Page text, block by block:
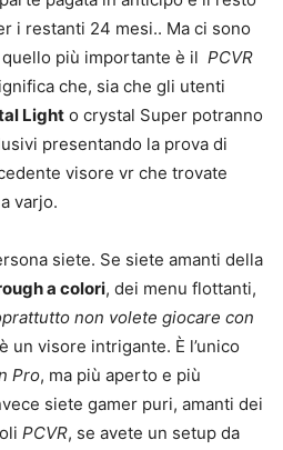
i restanti 24 mesi.. Ma ci sono
più importante è il PCVR
che, sia che gli utenti
Light o crystal Super potranno
presentando la prova di
visore vr che trovate
varjo.
siete. Se siete amanti della
a colori, dei menu flottanti,
non volete giocare con
è un visore intrigante. È l’unico
Pro, ma più aperto e più
siete gamer puri, amanti dei
PCVR, se avete un setup da